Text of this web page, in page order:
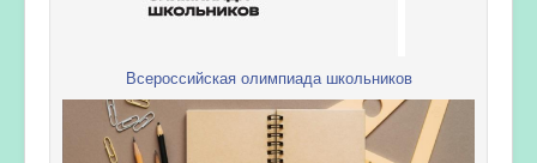
Всероссийская олимпиада школьников